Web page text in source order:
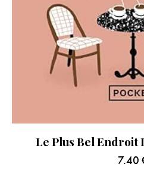
Le Plus Bel Endroit
7.40